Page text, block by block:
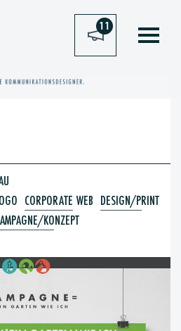
11
CORPORATE WEB DESIGN/PRINT
KONZEPT